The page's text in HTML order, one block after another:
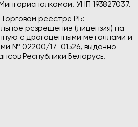
УНП 193827037.
реестре РБ:
разрешение (лицензия) на
с драгоценными металлами и
№ 02200/17-01526, выданно
Республики Беларусь.